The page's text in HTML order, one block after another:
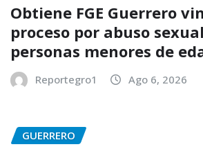
Obtiene FGE Guerrero
proceso por abuso
personas menores de
Reportegro1 Ago 6, 2026
GUERRERO